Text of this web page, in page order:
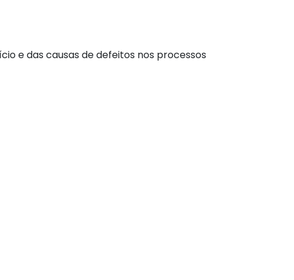
e das causas de defeitos nos processos